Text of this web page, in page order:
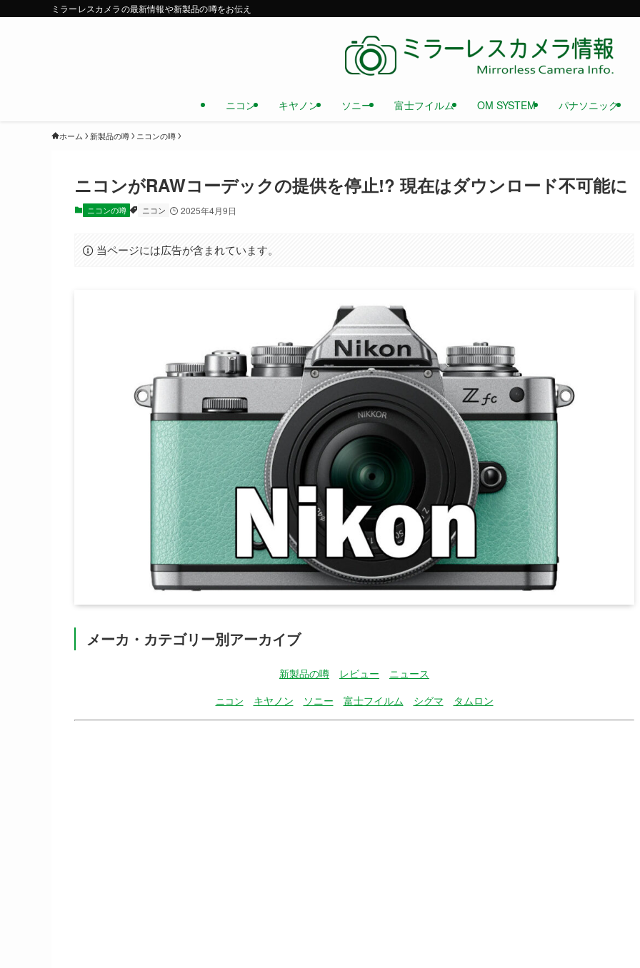
ミラーレスカメラの最新情報や新製品の噂をお伝え
ニコン キヤノン ソニー 富士フイルム OM SYSTEM パナソニック
ホーム 新製品の噂 ニコンの噂
ニコンがRAWコーデックの提供を停止!? 現在はダウンロード不可能に
ニコンの噂 ニコン 2025年4月9日
当ページには広告が含まれています。
メーカ・カテゴリー別アーカイブ
新製品の噂 レビュー ニュース
ニコン キヤノン ソニー 富士フイルム シグマ タムロン